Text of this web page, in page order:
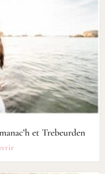
et Trebeurden